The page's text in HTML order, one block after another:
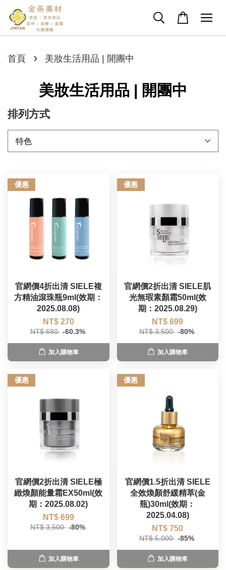
首頁 › 美妝生活用品 | 開團中
美妝生活用品 | 開團中
排列方式
優惠
官網價4折出清 SIELE複
方精油滾珠瓶9ml(效期：
2025.08.08)
NT$ 270
NT$ 680 -60.3%
加入購物車
優惠
官網價2折出清 SIELE肌
光無瑕素顏霜50ml(效
期：2025.08.29)
NT$ 699
NT$ 3,500 -80%
加入購物車
優惠
官網價2折出清 SIELE極
緻煥顏能量霜EX50ml(效
期：2025.08.02)
NT$ 699
NT$ 3,500 -80%
加入購物車
優惠
官網價1.5折出清 SIELE
全效煥顏舒緩精萃(金
瓶)30ml(效期：
2025.04.08)
NT$ 750
NT$ 5,000 -85%
加入購物車